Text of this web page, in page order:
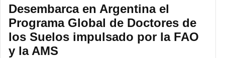
Desembarca en Argentina el
Programa Global de Doctores de
los Suelos impulsado por la FAO
y la AMS